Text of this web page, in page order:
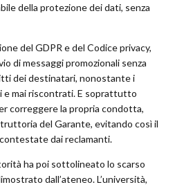
della protezione dei dati, senza
del GDPR e del Codice privacy,
di messaggi promozionali senza
dei destinatari, nonostante i
e mai riscontrati. E soprattutto
correggere la propria condotta,
del Garante, evitando così il
dai reclamanti.
ha poi sottolineato lo scarso
dall’ateneo. L’università,